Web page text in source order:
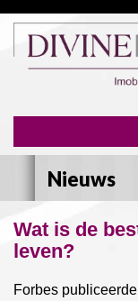
Nieuws
Wat is de
leven?
Forbes